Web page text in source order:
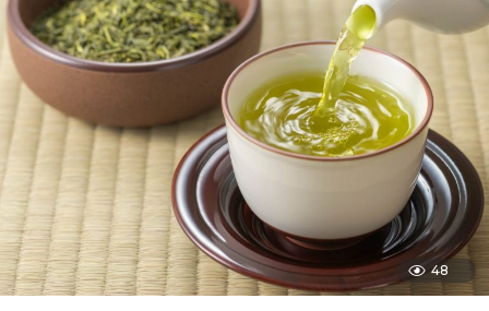
48